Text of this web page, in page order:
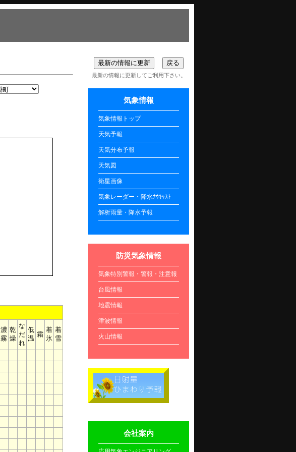
濃
霧
乾
燥
な
だ
れ
低
温
霜
着
氷
着
雪
最新の情報に更新してご利用下さい。
気象情報
気象情報トップ
天気予報
天気分布予報
天気図
衛星画像
気象レーダー・降水ﾅｳｷｬｽﾄ
解析雨量・降水予報
防災気象情報
気象特別警報・警報・注意報
台風情報
地震情報
津波情報
火山情報
会社案内